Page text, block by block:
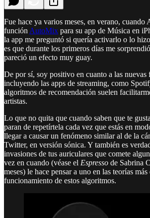
Fue hace ya varios meses, en verano, cuando
función AutoMix para su app de Música en
la app me preguntó si quería activarlo o lo
es que durante los primeros días me
pareció un efecto muy guay.
De por sí, soy positivo en cuanto a las nuevas
incluyendo las apps de streaming, como
algoritmos de recomendación suelen
artistas.
Lo que no quita que cuando saben que te
paran de repetírtela cada vez que estás en
llegar a causar un fenómeno similar al de la
Twitter, en versión sónica. Y también es
invasiones de tus auriculares que comete
vez en cuando (véase el Espresso de Sabrina
meses) le hace pensar a uno en las teorías
funcionamiento de estos algoritmos.